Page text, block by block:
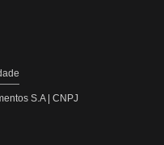
S.A | CNPJ